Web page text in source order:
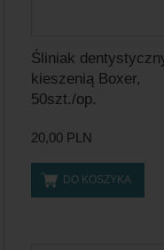
Śliniak
kieszenią Boxer,
50szt./op.
20,00 PLN
DO KOSZYKA